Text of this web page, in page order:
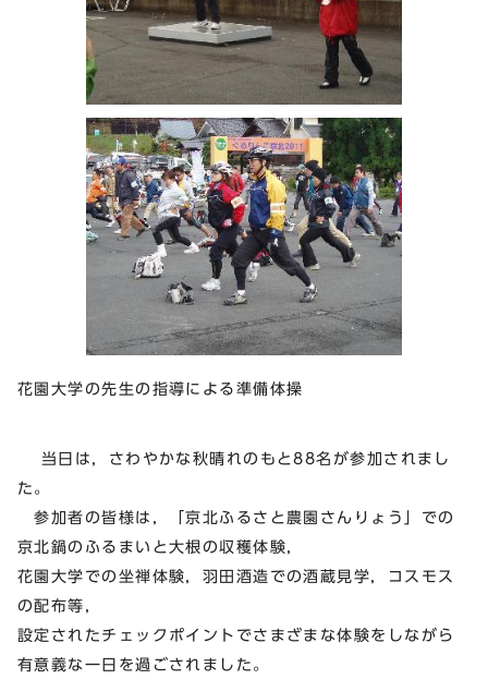
花園大学の先生の指導による準備体操
当日は，さわやかな秋晴れのもと88名が参加されまし
た。
参加者の皆様は，「京北ふるさと農園さんりょう」での
京北鍋のふるまいと大根の収穫体験，
花園大学での坐禅体験，羽田酒造での酒蔵見学，コスモス
の配布等，
設定されたチェックポイントでさまざまな体験をしながら
有意義な一日を過ごされました。